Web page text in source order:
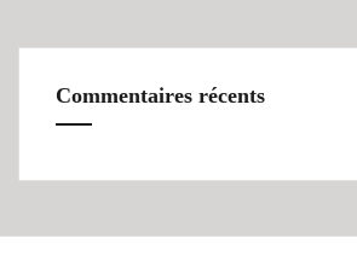
Commentaires récents